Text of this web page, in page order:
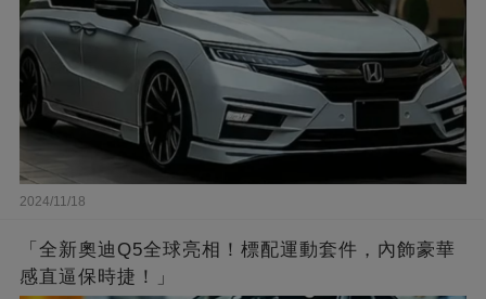
2024/11/18
「全新奧迪Q5全球亮相！標配運動套件，內飾豪華
感直逼保時捷！」